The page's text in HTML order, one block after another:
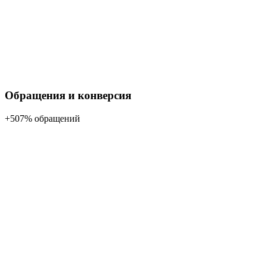
Обращения и конверсия
+507% обращений